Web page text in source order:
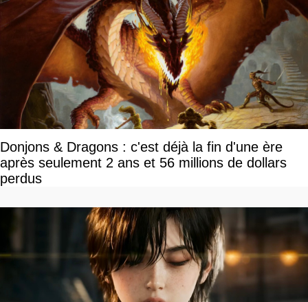
Donjons & Dragons : c'est déjà la fin d'une ère
après seulement 2 ans et 56 millions de dollars
perdus